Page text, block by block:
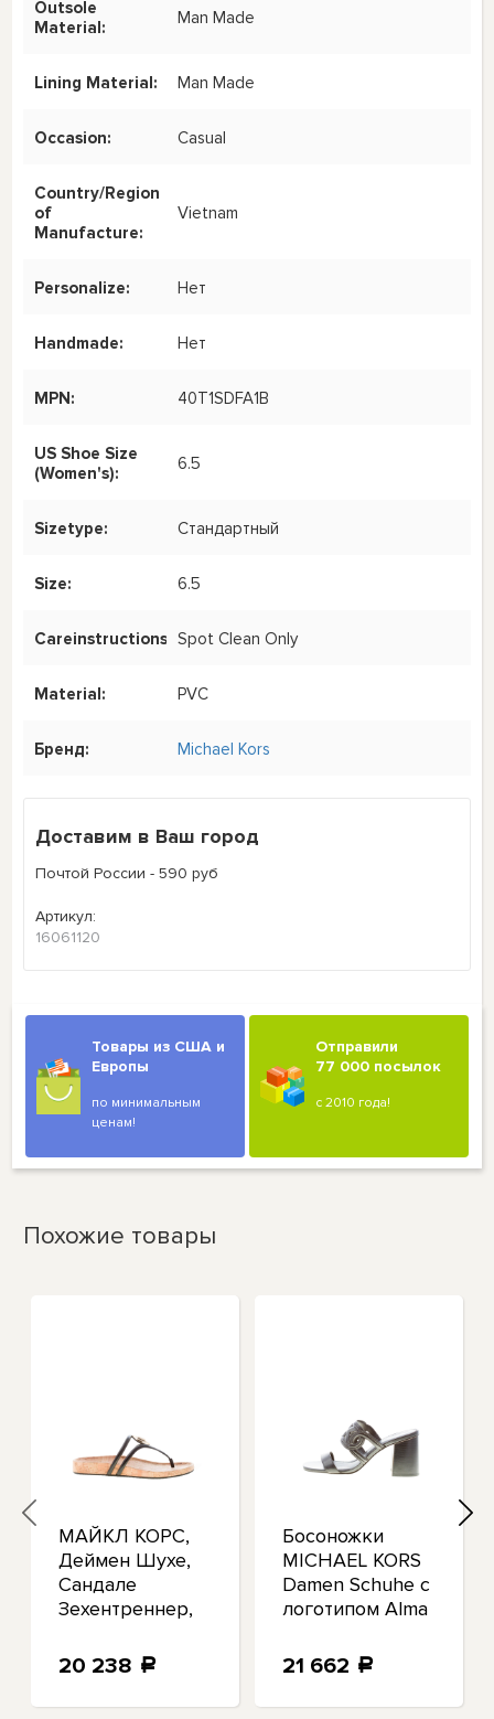
Outsole
Material:
Man Made
Lining Material: Man Made
Occasion: Casual
Country/Region
of
Manufacture:
Vietnam
Personalize: Нет
Handmade: Нет
MPN: 40T1SDFA1B
US Shoe Size
(Women's):
6.5
Sizetype: Стандартный
Size: 6.5
Careinstructions: Spot Clean Only
Material: PVC
Бренд: Michael Kors
Доставим в Ваш город
Почтой России - 590 руб
Артикул:
16061120
Товары из США и
Европы
по минимальным
ценам!
Отправили
77 000 посылок
с 2010 года!
Похожие товары
МАЙКЛ КОРС,
Деймен Шухе,
Сандале
Зехентреннер,
Ледер, Золотая
Шварца
20 238 a
Босоножки
MICHAEL KORS
Damen Schuhe с
логотипом Alma
mit MK
21 662 a